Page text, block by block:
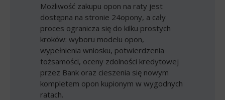
Możliwość zakupu opon na raty jest
dostępna na stronie 24opony, a cały
proces ogranicza się do kilku prostych
kroków: wyboru modelu opon,
wypełnienia wniosku, potwierdzenia
tożsamości, oceny zdolności kredytowej
przez Bank oraz cieszenia się nowym
kompletem opon kupionym w wygodnych
ratach.